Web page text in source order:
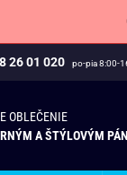
26 01 020 po-pia 8:00-
OBLEČENIE
A ŠTÝLOVÝM